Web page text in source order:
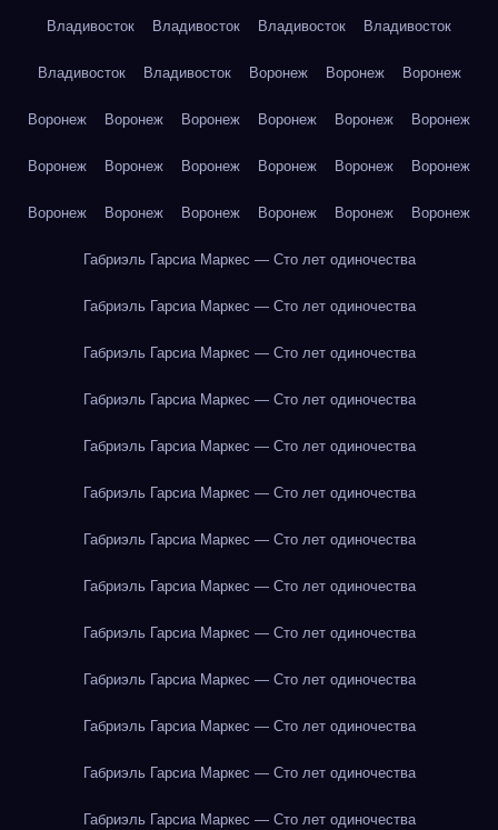
Владивосток Владивосток Владивосток Владивосток
Владивосток Владивосток Воронеж Воронеж Воронеж
Воронеж Воронеж Воронеж Воронеж Воронеж Воронеж
Воронеж Воронеж Воронеж Воронеж Воронеж Воронеж
Воронеж Воронеж Воронеж Воронеж Воронеж Воронеж
Габриэль Гарсиа Маркес — Сто лет одиночества
Габриэль Гарсиа Маркес — Сто лет одиночества
Габриэль Гарсиа Маркес — Сто лет одиночества
Габриэль Гарсиа Маркес — Сто лет одиночества
Габриэль Гарсиа Маркес — Сто лет одиночества
Габриэль Гарсиа Маркес — Сто лет одиночества
Габриэль Гарсиа Маркес — Сто лет одиночества
Габриэль Гарсиа Маркес — Сто лет одиночества
Габриэль Гарсиа Маркес — Сто лет одиночества
Габриэль Гарсиа Маркес — Сто лет одиночества
Габриэль Гарсиа Маркес — Сто лет одиночества
Габриэль Гарсиа Маркес — Сто лет одиночества
Габриэль Гарсиа Маркес — Сто лет одиночества